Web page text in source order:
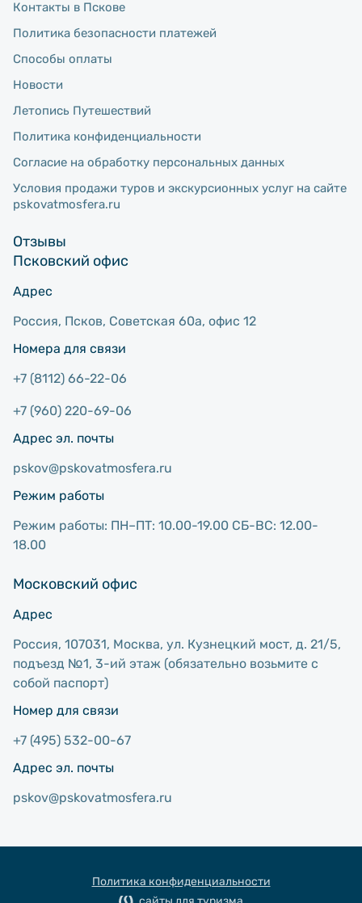
Контакты в Пскове
Политика безопасности платежей
Способы оплаты
Новости
Летопись Путешествий
Политика конфиденциальности
Согласие на обработку персональных данных
Условия продажи туров и экскурсионных услуг на сайте
pskovatmosfera.ru
Отзывы
Псковский офис
Адрес
Россия, Псков, Советcкая 60а, офис 12
Номера для связи
+7 (8112) 66-22-06
+7 (960) 220-69-06
Адрес эл. почты
pskov@pskovatmosfera.ru
Режим работы
Режим работы: ПН–ПТ: 10.00-19.00 СБ-ВС: 12.00-
18.00
Московский офис
Адрес
Россия, 107031, Москва, ул. Кузнецкий мост, д. 21/5,
подъезд №1, 3-ий этаж (обязательно возьмите с
собой паспорт)
Номер для связи
+7 (495) 532-00-67
Адрес эл. почты
pskov@pskovatmosfera.ru
Политика конфиденциальности